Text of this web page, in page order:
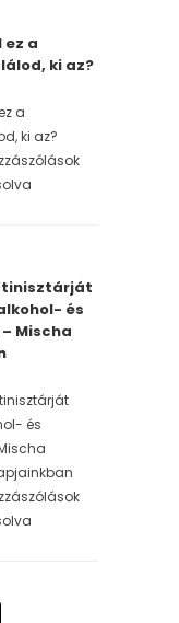
ez a
ki az?
a
ki az?
tinisztárját
és
Mischa
és